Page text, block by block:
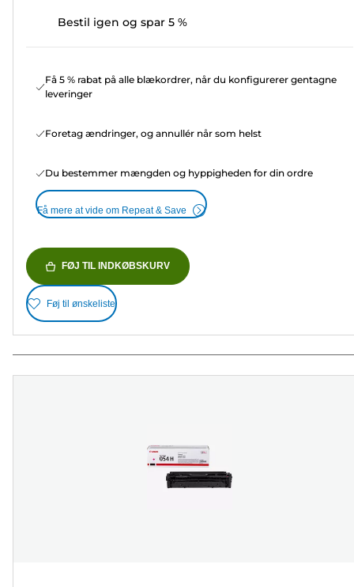
Bestil igen og spar 5 %
Få 5 % rabat på alle blækordrer, når du konfigurerer gentagne
leveringer
Foretag ændringer, og annullér når som helst
Du bestemmer mængden og hyppigheden for din ordre
Få mere at vide om Repeat & Save
FØJ TIL INDKØBSKURV
Føj til ønskeliste